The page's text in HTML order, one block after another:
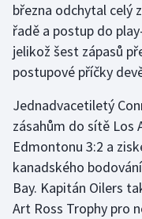
března odchytal celý
řadě a postup do
jelikož šest zápasů
postupové příčky
Jednadvacetiletý
zásahům do sítě Los
Edmontonu 3:2 a
kanadského
Bay. Kapitán Oilers
Art Ross Trophy pro